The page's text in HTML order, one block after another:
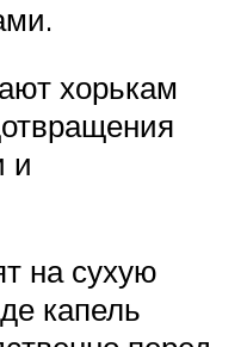
хорькам
и
на сухую
капель